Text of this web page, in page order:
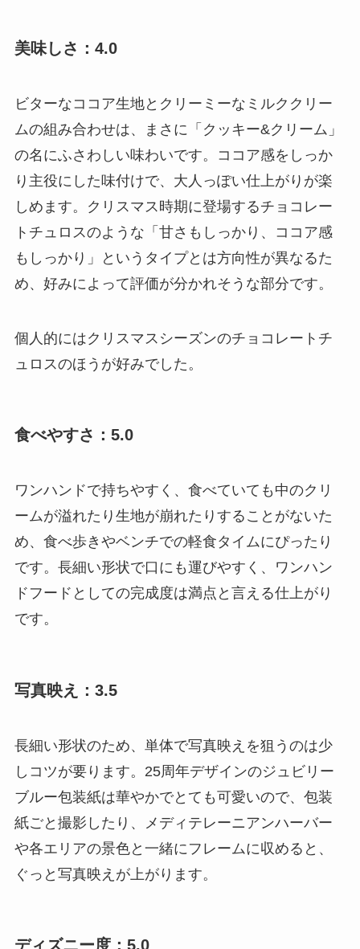
美味しさ：4.0
ビターなココア生地とクリーミーなミルククリー
ムの組み合わせは、まさに「クッキー&クリーム」
の名にふさわしい味わいです。ココア感をしっか
り主役にした味付けで、大人っぽい仕上がりが楽
しめます。クリスマス時期に登場するチョコレー
トチュロスのような「甘さもしっかり、ココア感
もしっかり」というタイプとは方向性が異なるた
め、好みによって評価が分かれそうな部分です。
個人的にはクリスマスシーズンのチョコレートチ
ュロスのほうが好みでした。
食べやすさ：5.0
ワンハンドで持ちやすく、食べていても中のクリ
ームが溢れたり生地が崩れたりすることがないた
め、食べ歩きやベンチでの軽食タイムにぴったり
です。長細い形状で口にも運びやすく、ワンハン
ドフードとしての完成度は満点と言える仕上がり
です。
写真映え：3.5
長細い形状のため、単体で写真映えを狙うのは少
しコツが要ります。25周年デザインのジュビリー
ブルー包装紙は華やかでとても可愛いので、包装
紙ごと撮影したり、メディテレーニアンハーバー
や各エリアの景色と一緒にフレームに収めると、
ぐっと写真映えが上がります。
ディズニー度：5.0